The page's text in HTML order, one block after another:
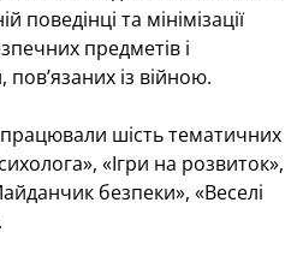
поведінці та мінімізації
предметів і
із війною.
шість тематичних
«Ігри на розвиток»,
безпеки», «Веселі